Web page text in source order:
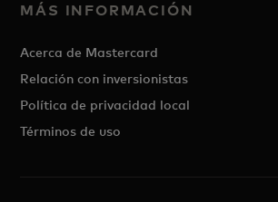
MÁS INFORMACIÓN
Acerca de Mastercard
Relación con inversionistas
Política de privacidad local
Términos de uso